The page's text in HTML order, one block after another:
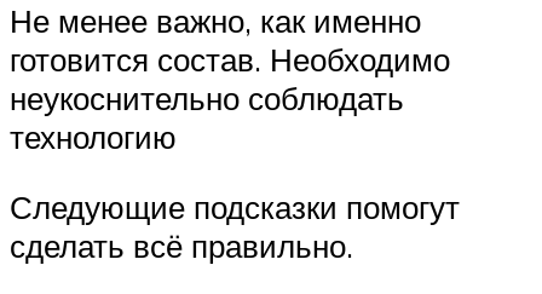
Не менее важно, как именно
готовится состав. Необходимо
неукоснительно соблюдать
технологию
Следующие подсказки помогут
сделать всё правильно.